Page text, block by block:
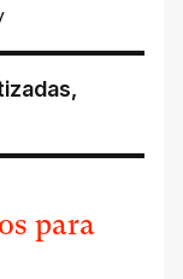
,
para